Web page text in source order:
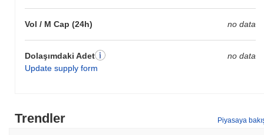
Vol / M Cap (24h) no data
Dolaşımdaki Adet
Update supply form
no data
Trendler Piyasaya